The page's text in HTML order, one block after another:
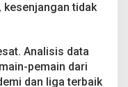
kesenjangan tidak
Analisis data
pemain dari
dan liga terbaik